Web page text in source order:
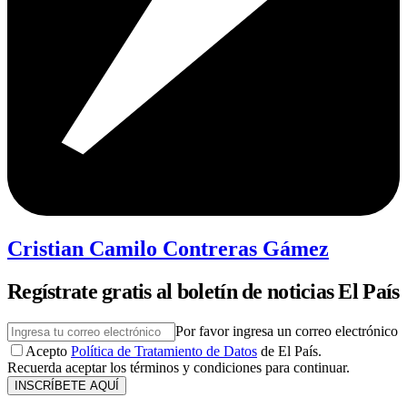
Cristian Camilo Contreras Gámez
Regístrate gratis al boletín de noticias El País
Por favor ingresa un correo electrónico
Acepto Política de Tratamiento de Datos de El País.
Recuerda aceptar los términos y condiciones para continuar.
INSCRÍBETE AQUÍ